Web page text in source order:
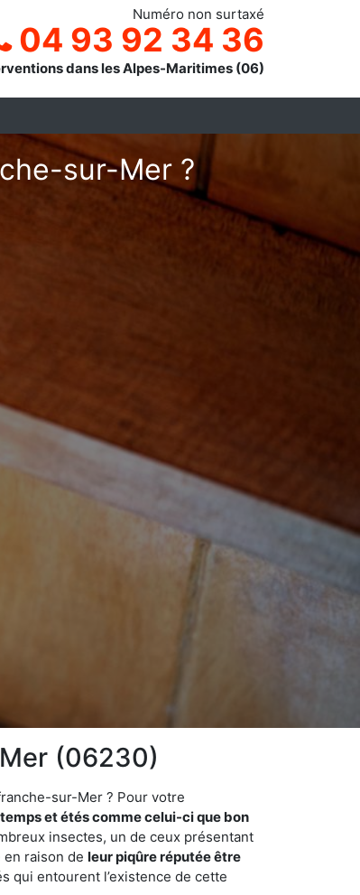
Numéro non surtaxé
04 93 92 34 36
dans les Alpes-Maritimes (06)
sur-Mer ?
(06230)
sur-Mer ? Pour votre
et étés comme celui-ci que bon
insectes, un de ceux présentant
raison de leur piqûre réputée être
qui entourent l’existence de cette